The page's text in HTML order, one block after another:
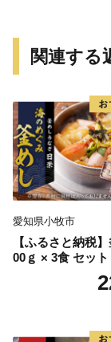
関連する
愛知県小牧市
【ふるさと納税
00ｇ × 3食 セッ
海のめぐみ 老舗
ンチン 時短 簡単
せグルメ 愛知県